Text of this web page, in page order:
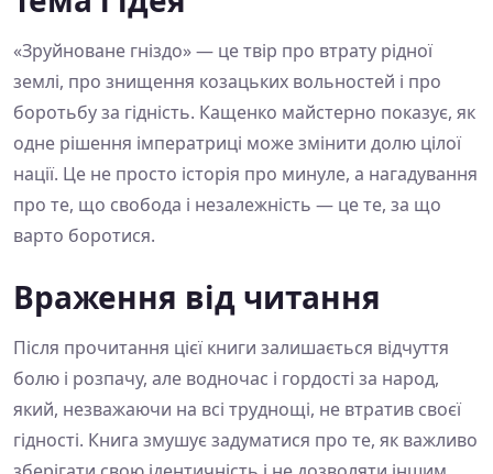
«Зруйноване гніздо» — це твір про втрату рідної
землі, про знищення козацьких вольностей і про
боротьбу за гідність. Кащенко майстерно показує, як
одне рішення імператриці може змінити долю цілої
нації. Це не просто історія про минуле, а нагадування
про те, що свобода і незалежність — це те, за що
варто боротися.
Враження від читання
Після прочитання цієї книги залишається відчуття
болю і розпачу, але водночас і гордості за народ,
який, незважаючи на всі труднощі, не втратив своєї
гідності. Книга змушує задуматися про те, як важливо